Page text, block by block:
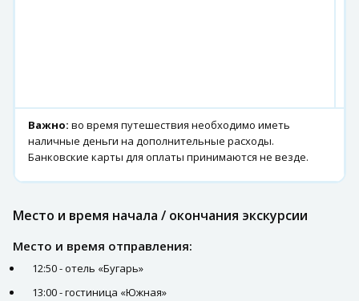
Важно: во время путешествия необходимо иметь
наличные деньги на дополнительные расходы.
Банковские карты для оплаты принимаются не везде.
Место и время начала / окончания экскурсии
Место и время отправления:
12:50 - отель «Бугарь»
13:00 - гостиница «Южная»